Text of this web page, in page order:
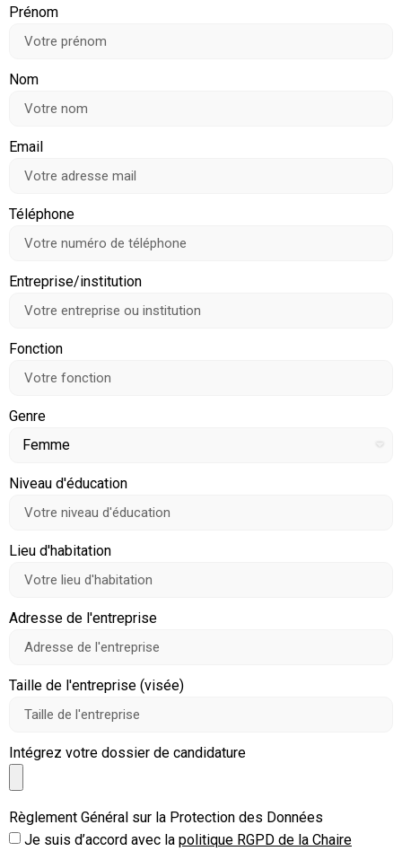
Prénom
Nom
Email
Téléphone
Entreprise/institution
Fonction
Genre
Niveau d'éducation
Lieu d'habitation
Adresse de l'entreprise
Taille de l'entreprise (visée)
Intégrez votre dossier de candidature
Règlement Général sur la Protection des Données
Je suis d’accord avec la politique RGPD de la Chaire